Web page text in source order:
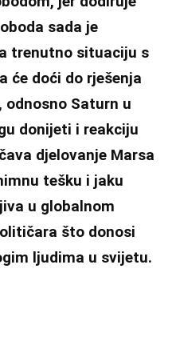
sada je
trenutno situaciju s
će doći do rješenja
Saturn u
donijeti i reakciju
djelovanje Marsa
tešku i jaku
u globalnom
što donosi
ljudima u svijetu.